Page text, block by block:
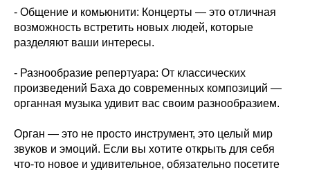
- Общение и комьюнити: Концерты — это отличная
возможность встретить новых людей, которые
разделяют ваши интересы.
- Разнообразие репертуара: От классических
произведений Баха до современных композиций —
органная музыка удивит вас своим разнообразием.
Орган — это не просто инструмент, это целый мир
звуков и эмоций. Если вы хотите открыть для себя
что-то новое и удивительное, обязательно посетите